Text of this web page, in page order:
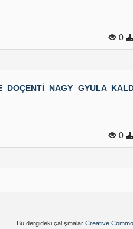
0
DOÇENTİ NAGY GYULA
0
Bu dergideki çalışmalar Creative